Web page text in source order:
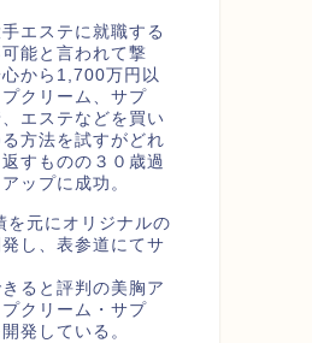
エステに就職する
能と言われて撃
から1,700万円以
クリーム、サプ
エステなどを買い
方法を試すがどれ
すものの３０歳過
ップに成功。
元にオリジナルの
し、表参道にてサ
ると評判の美胸ア
クリーム・サプ
発している。